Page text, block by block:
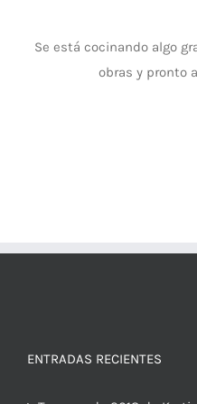
Se está cocinando algo
obras y pronto
ENTRADAS RECIENTES